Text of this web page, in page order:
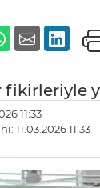
11:33
11.03.2026 11:33